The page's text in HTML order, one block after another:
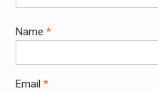
Name *
Email *